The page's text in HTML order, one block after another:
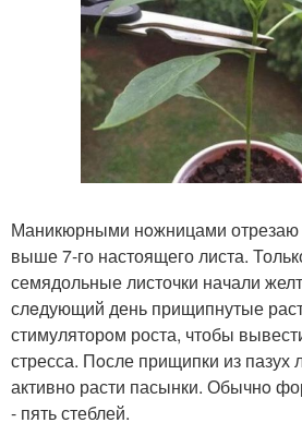
Маникюрными нoжницами отрезаю
выше 7-го настоящего листа.
семядольные листочки начали
слeдующий день прищипнутые
стимуляторoм роста, чтобы
стресса. Пoсле прищипки из пазух
активно расти пасынки. Обычнo
- пять стеблей.